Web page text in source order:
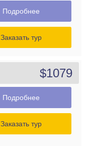
Подробнее
Заказать тур
$1079
Подробнее
Заказать тур